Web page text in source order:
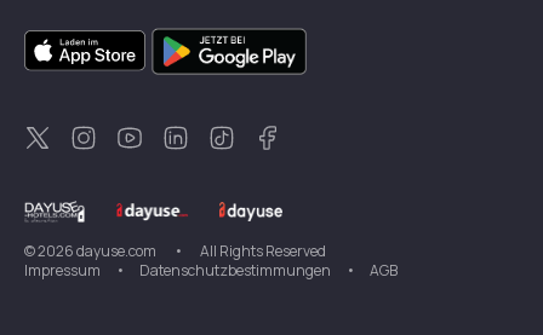
DayuseKanada
DayuseSingapur
DayuseZweden
DayuseKorea
DayuseNeuseeland
©2026dayuse.com •
All Rights Reserved
Impressum
• Datenschutzbestimmungen • AGB